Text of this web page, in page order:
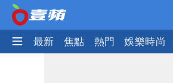
最新 焦點 熱門 娛樂時尚